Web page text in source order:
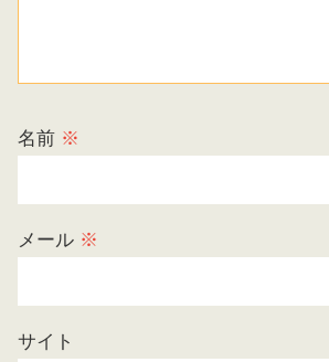
名前 ※
メール ※
サイト